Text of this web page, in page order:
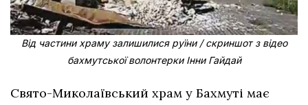
Від частини храму залишилися руїни / скриншот з відео
бахмутської волонтерки Інни Гайдай
Свято-Миколаївський храм у Бахмуті має